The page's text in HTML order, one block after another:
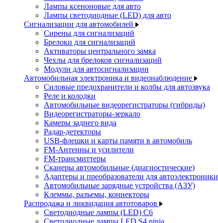
Лампы ксеноновые для авто
Лампы светодиодные (LED) для авто
Сигнализации для автомобилей
Сирены для сигнализаций
Брелоки для сигнализаций
Активаторы центрального замка
Чехлы для брелоков сигнализаций
Модули для автосигнализации
Автомобильная электроника и видеонаблюдение
Силовые предохранители и колбы для автозвука
Реле и колодки
Автомобильные видеорегистраторы (гибриды)
Видеорегистраторы-зеркало
Камеры заднего вида
Радар-детекторы
USB-флешки и карты памяти в автомобиль
FM-Антенны и усилители
FM-трансмиттеры
Сканеры автомобильные (диагностические)
Адаптеры и преобразователи для автоэлектроники
Автомобильные зарядные устройства (АЗУ)
Клеммы, разъемы, коннекторы
Распродажа и ликвидация автотоваров
Светодиодные лампы (LED) C6
Светодиодные лампы LED S4 ninja